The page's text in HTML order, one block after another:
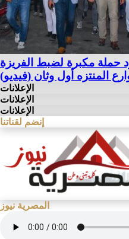
حملة مكبرة لضبط الفريزة
المنتزه أول وثان (فيديو)
الإعلانات
الإعلانات
الإعلانات
إنضم لقناتنا
المصرية نيوز